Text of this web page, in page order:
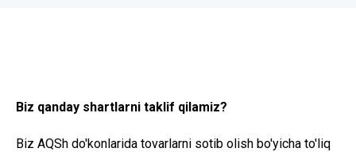
Biz qanday shartlarni taklif qilamiz?
Biz AQSh do'konlarida tovarlarni sotib olish bo'yicha to'liq